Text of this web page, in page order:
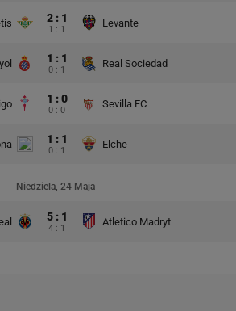
2 : 1
1 : 1
Levante
1 : 1
0 : 1
Real Sociedad
1 : 0
0 : 0
Sevilla FC
1 : 1
0 : 1
Elche
Niedziela, 24 Maja
5 : 1
4 : 1
Atletico Madryt